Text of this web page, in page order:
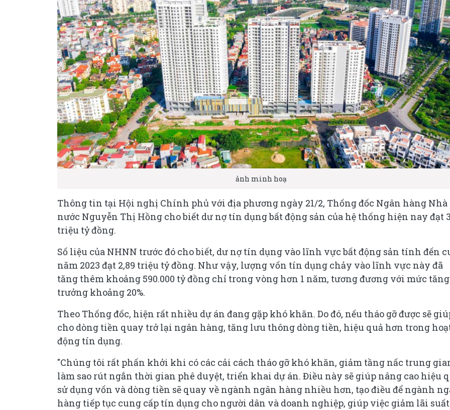
ảnh minh hoạ
Thông tin tại Hội nghị Chính phủ với địa phương ngày 21/2, Thống đốc Ngân hàng Nhà
nước Nguyễn Thị Hồng cho biết dư nợ tín dụng bất động sản của hệ thống hiện nay đạt
triệu tỷ đồng.
Số liệu của NHNN trước đó cho biết, dư nợ tín dụng vào lĩnh vực bất động sản tính đến
năm 2023 đạt 2,89 triệu tỷ đồng. Như vậy, lượng vốn tín dụng chảy vào lĩnh vực này đã
tăng thêm khoảng 590.000 tỷ đồng chỉ trong vòng hơn 1 năm, tương đương với mức tăng
trưởng khoảng 20%.
Theo Thống đốc, hiện rất nhiều dự án đang gặp khó khăn. Do đó, nếu tháo gỡ được sẽ
cho dòng tiền quay trở lại ngân hàng, tăng lưu thông dòng tiền, hiệu quả hơn trong
động tín dụng.
"Chúng tôi rất phấn khởi khi có các cải cách tháo gỡ khó khăn, giảm tầng nấc trung
làm sao rút ngắn thời gian phê duyệt, triển khai dự án. Điều này sẽ giúp nâng cao hiệu
sử dụng vốn và dòng tiền sẽ quay về ngành ngân hàng nhiều hơn, tạo điều để ngành
hàng tiếp tục cung cấp tín dụng cho người dân và doanh nghiệp, giúp việc giảm lãi suất